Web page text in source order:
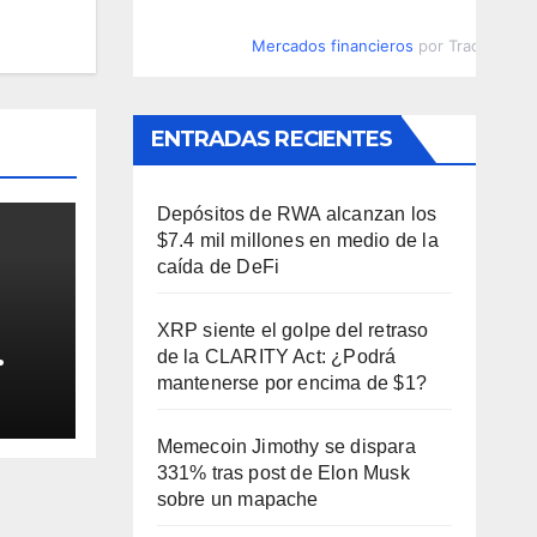
Mercados financieros por
ENTRADAS RECIENTES
Depósitos de RWA alcanzan los
$7.4 mil millones en medio de la
caída de DeFi
XRP siente el golpe del retraso
de la CLARITY Act: ¿Podrá
mantenerse por encima de $1?
Memecoin Jimothy se dispara
331% tras post de Elon Musk
sobre un mapache